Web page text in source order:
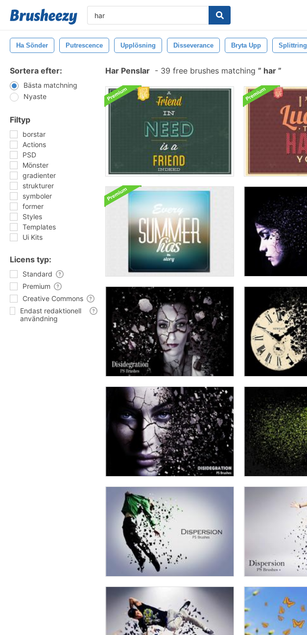
Ha Sönder Putrescence Upplösning Disseverance Bryta Upp Splittring
Sortera efter:
Bästa matchning
Nyaste
Filtyp
borstar
Actions
PSD
Mönster
gradienter
strukturer
symboler
former
Styles
Templates
Ui Kits
Licens typ:
Standard
Premium
Creative Commons
Endast redaktionell
användning
Har Penslar - 39 free brushes matching har